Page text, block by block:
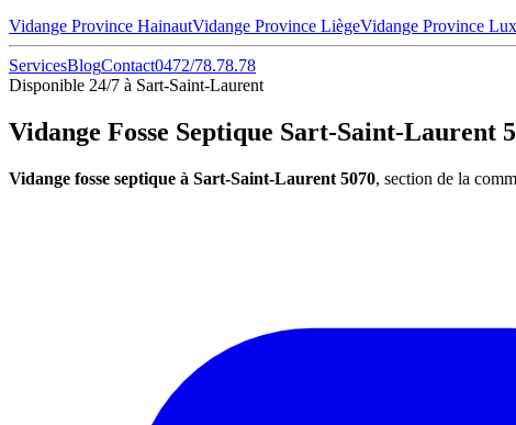
Vidange Province HainautVidange Province LiègeVidange Province
ServicesBlogContact0472/78.78.78
Disponible 24/7 à Sart-Saint-Laurent
Vidange Fosse Septique Sart-Saint-Laurent
Vidange fosse septique à Sart-Saint-Laurent 5070, section de la